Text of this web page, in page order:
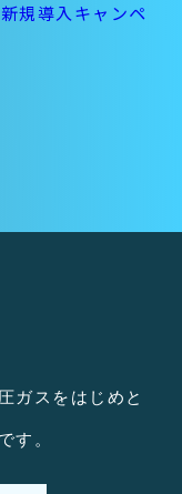
規導入キャンペ
ガスをはじめと
す。